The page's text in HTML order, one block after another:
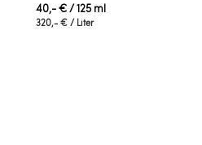
40,- €/ 125 ml
320,- € / Liter